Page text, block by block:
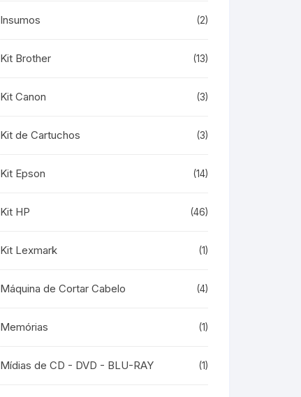
Insumos (2)
Kit Brother (13)
Kit Canon (3)
Kit de Cartuchos (3)
Kit Epson (14)
Kit HP (46)
Kit Lexmark (1)
Máquina de Cortar Cabelo (4)
Memórias (1)
Mídias de CD - DVD - BLU-RAY (1)